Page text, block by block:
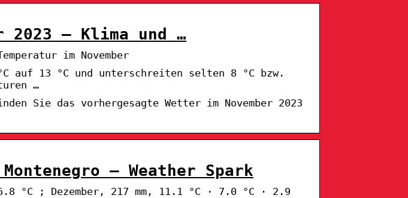
2023 – Klima und …
im November
auf 13 °C und unterschreiten selten 8 °C bzw.
…
Sie das vorhergesagte Wetter im November 2023
– Weather Spark
°C ; Dezember, 217 mm, 11.1 °C · 7.0 °C · 2.9